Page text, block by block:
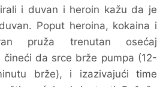
i duvan i heroin kažu da je
Poput heroina, kokaina i
pruža trenutan osećaj
da srce brže pumpa (12-
brže), i izazivajući time